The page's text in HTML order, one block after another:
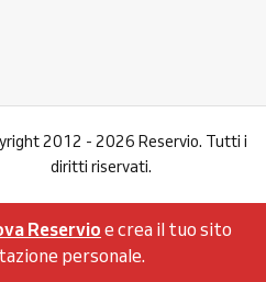
2012 - 2026 Reservio. Tutti i
diritti riservati.
Reservio e crea il tuo sito
personale.